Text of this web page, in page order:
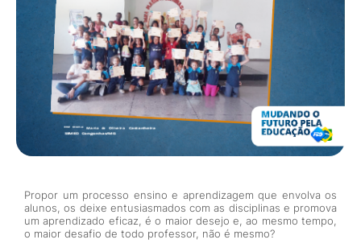
Propor um processo ensino e aprendizagem que envolva os
alunos, os deixe entusiasmados com as disciplinas e promova
um aprendizado eficaz, é o maior desejo e, ao mesmo tempo,
o maior desafio de todo professor, não é mesmo?